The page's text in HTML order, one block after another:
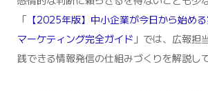
「【2025年版】中小企業が今日から始め
マーケティング完全ガイド 」では、広報担
践できる情報発信の仕組みづくりを解説し